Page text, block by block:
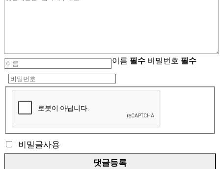
이름 필수 비밀번호 필수
비밀글사용